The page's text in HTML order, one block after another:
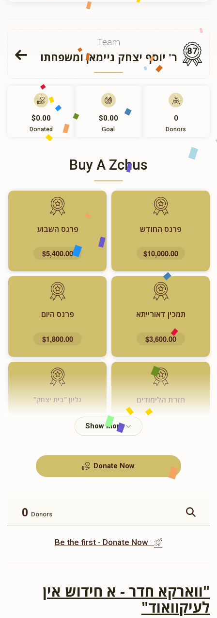
Team
ר' יוסף יצחק ניימאן ומשפחתו 87
$0.00
Donated
$0.00
Goal
0
Donors
Buy A Zchus
פרנס החודש
$10,000.00
פרנס השבוע
$5,400.00
תמכין דאורייתא
$3,600.00
פרנס היום
$1,800.00
חזרת הלימודים גליון "בית יצחק"
$180.00
$100.00
Donate Now
0 Donors
Be the first - Donate Now
"ווארקא חדר - א חידוש אין
לעיקוואוד"